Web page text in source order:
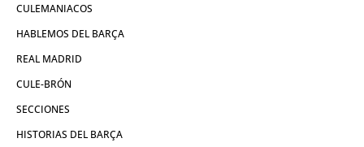
CULEMANIACOS
HABLEMOS DEL BARÇA
REAL MADRID
CULE-BRÓN
SECCIONES
HISTORIAS DEL BARÇA